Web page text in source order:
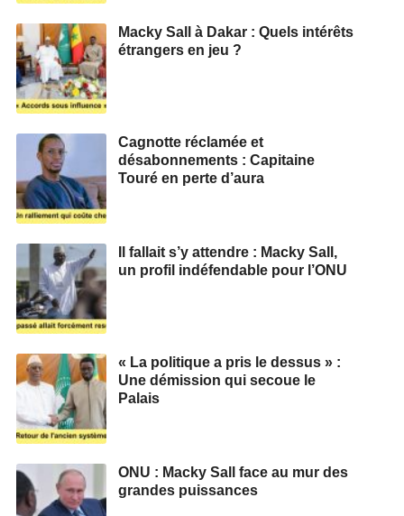
Macky Sall à Dakar : Quels intérêts
étrangers en jeu ?
Cagnotte réclamée et
désabonnements : Capitaine
Touré en perte d’aura
Il fallait s’y attendre : Macky Sall,
un profil indéfendable pour l’ONU
« La politique a pris le dessus » :
Une démission qui secoue le
Palais
ONU : Macky Sall face au mur des
grandes puissances